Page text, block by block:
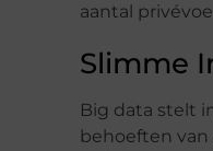
aantal
Slimme
Big data stelt
behoeften